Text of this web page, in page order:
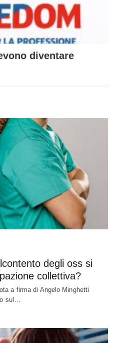
diventare
degli oss si
collettiva?
a firma di Angelo Minghetti
sul…